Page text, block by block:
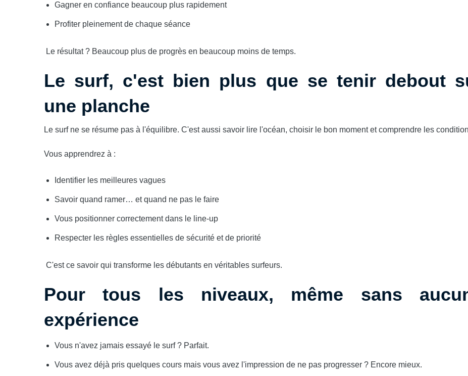
Gagner en confiance beaucoup plus rapidement
Profiter pleinement de chaque séance
Le résultat ? Beaucoup plus de progrès en beaucoup moins de temps.
Le surf, c'est bien plus que se tenir debout
une planche
Le surf ne se résume pas à l'équilibre. C'est aussi savoir lire l'océan, choisir le bon moment et comprendre les
Vous apprendrez à :
Identifier les meilleures vagues
Savoir quand ramer… et quand ne pas le faire
Vous positionner correctement dans le line-up
Respecter les règles essentielles de sécurité et de priorité
C'est ce savoir qui transforme les débutants en véritables surfeurs.
Pour tous les niveaux, même sans
expérience
Vous n'avez jamais essayé le surf ? Parfait.
Vous avez déjà pris quelques cours mais vous avez l'impression de ne pas progresser ? Encore mieux.